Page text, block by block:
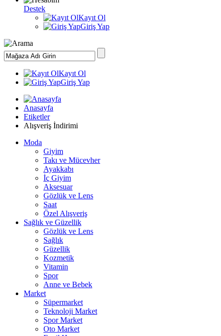
Destek
Kayıt Ol
Giriş Yap
Kayıt Ol
Giriş Yap
Anasayfa
Etiketler
Alışveriş İndirimi
Moda
Giyim
Takı ve Mücevher
Ayakkabı
İç Giyim
Aksesuar
Gözlük ve Lens
Saat
Özel Alışveriş
Sağlık ve Güzellik
Gözlük ve Lens
Sağlık
Güzellik
Kozmetik
Vitamin
Spor
Anne ve Bebek
Market
Süpermarket
Teknoloji Market
Spor Market
Oto Market